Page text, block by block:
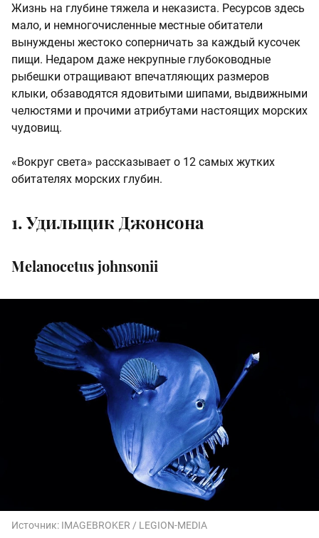
Жизнь на глубине тяжела и неказиста. Ресурсов здесь
мало, и немногочисленные местные обитатели
вынуждены жестоко соперничать за каждый кусочек
пищи. Недаром даже некрупные глубоководные
рыбешки отращивают впечатляющих размеров
клыки, обзаводятся ядовитыми шипами, выдвижными
челюстями и прочими атрибутами настоящих морских
чудовищ.
«Вокруг света» рассказывает о 12 самых жутких
обитателях морских глубин.
1. Удильщик Джонсона
Melanocetus johnsonii
Источник: IMAGEBROKER / LEGION-MEDIA